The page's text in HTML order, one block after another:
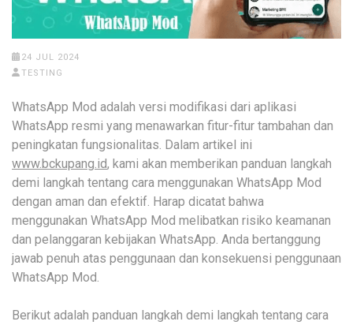
24 JUL 2024
TESTING
WhatsApp Mod adalah versi modifikasi dari aplikasi
WhatsApp resmi yang menawarkan fitur-fitur tambahan dan
peningkatan fungsionalitas. Dalam artikel ini
www.bckupang.id, kami akan memberikan panduan langkah
demi langkah tentang cara menggunakan WhatsApp Mod
dengan aman dan efektif. Harap dicatat bahwa
menggunakan WhatsApp Mod melibatkan risiko keamanan
dan pelanggaran kebijakan WhatsApp. Anda bertanggung
jawab penuh atas penggunaan dan konsekuensi penggunaan
WhatsApp Mod.
Berikut adalah panduan langkah demi langkah tentang cara